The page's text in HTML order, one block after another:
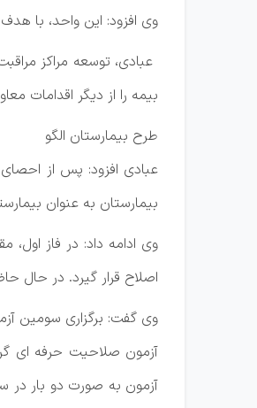
وی افزود: این واحد، با
بیمه را از دیگر اقدامات
طرح بیمارستان الگو
عبادی افزود: پس از
بیمارستان به عنوان
وی ادامه داد: در فاز
اصلاح قرار گیرد. در حال
آزمون به صورت دو بار در